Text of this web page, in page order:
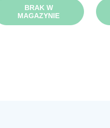
BRAK W
MAGAZYNIE